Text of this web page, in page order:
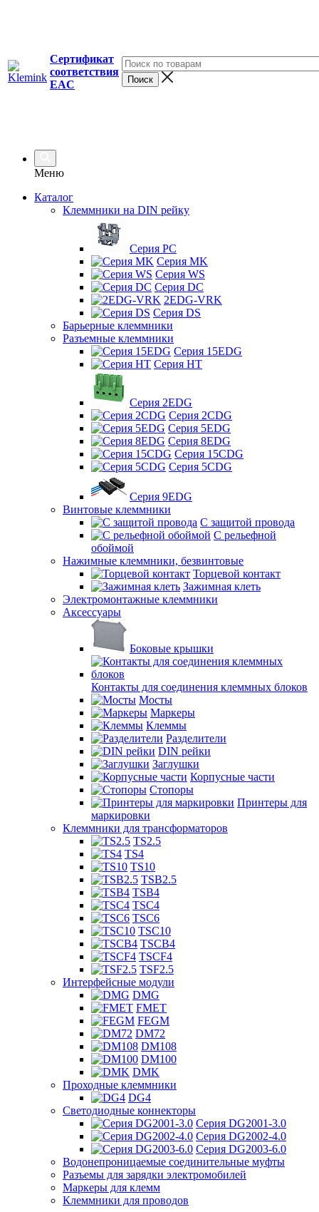
Сертификат
соответствия
EAC
Меню
Каталог
Клеммники на DIN рейку
Серия PC
Серия MK
Серия WS
Серия DC
2EDG-VRK
Серия DS
Барьерные клеммники
Разъемные клеммники
Серия 15EDG
Серия HT
Серия 2EDG
Серия 2CDG
Серия 5EDG
Серия 8EDG
Серия 15CDG
Серия 5CDG
Серия 9EDG
Винтовые клеммники
С защитой провода
C рельефной
обоймой
Нажимные клеммники, безвинтовые
Торцевой контакт
Зажимная клеть
Электромонтажные клеммники
Аксессуары
Боковые крышки
Контакты для соединения клеммных блоков
Мосты
Маркеры
Клеммы
Разделители
DIN рейки
Заглушки
Корпусные части
Стопоры
Принтеры для
маркировки
Клеммники для трансформаторов
TS2.5
TS4
TS10
TSB2.5
TSB4
TSC4
TSC6
TSC10
TSCB4
TSCF4
TSF2.5
Интерфейсные модули
DMG
FMET
FEGM
DM72
DM108
DM100
DMK
Проходные клеммники
DG4
Светодиодные коннекторы
Серия DG2001-3.0
Серия DG2002-4.0
Серия DG2003-6.0
Водонепроницаемые соединительные муфты
Разъемы для зарядки электромобилей
Маркеры для клемм
Клеммники для проводов